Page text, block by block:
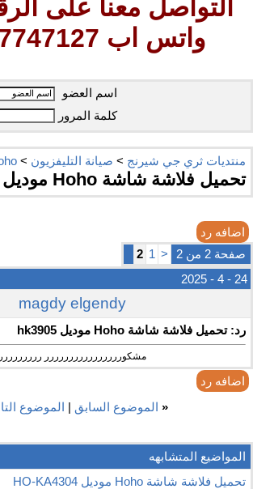
التواصل معنا على
واتس اب 01127747127
اسم العضو
كلمة المرور
منتديات ثري جي شيرنج > صيانة التليفزيون >
تحميل فلاشة شاشة Hoho موديل hk3905
اضافه رد
صفحة 2 من 2
<
1
2
24 - 4 - 2025
magdy elgendy
رد: تحميل فلاشة شاشة Hoho موديل hk3905
مشكورررررررررررررررر ررررررررر
اضافه رد
« الموضوع السابق | الموضوع
المواضيع المتشابهه
تحميل فلاشة شاشة Hoho موديل HO-KA4304